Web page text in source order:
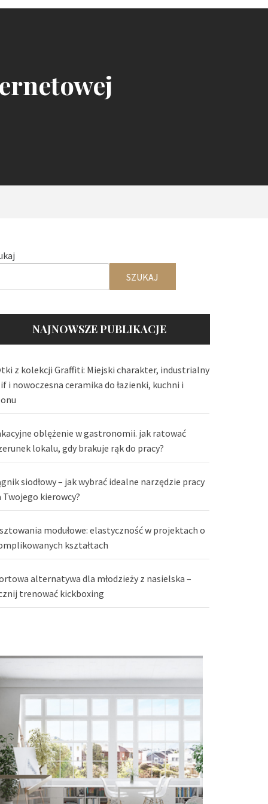
SZUKAJ
NAJNOWSZE PUBLIKACJE
z kolekcji Graffiti: Miejski charakter, industrialny
i nowoczesna ceramika do łazienki, kuchni i
oblężenie w gastronomii. jak ratować
lokalu, gdy brakuje rąk do pracy?
siodłowy – jak wybrać idealne narzędzie pracy
Twojego kierowcy?
modułowe: elastyczność w projektach o
kształtach
alternatywa dla młodzieży z nasielska –
trenować kickboxing